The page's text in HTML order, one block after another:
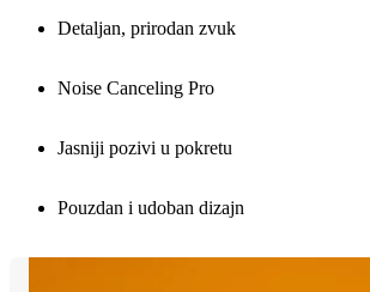
Detaljan, prirodan zvuk
Noise Canceling Pro
Jasniji pozivi u pokretu
Pouzdan i udoban dizajn